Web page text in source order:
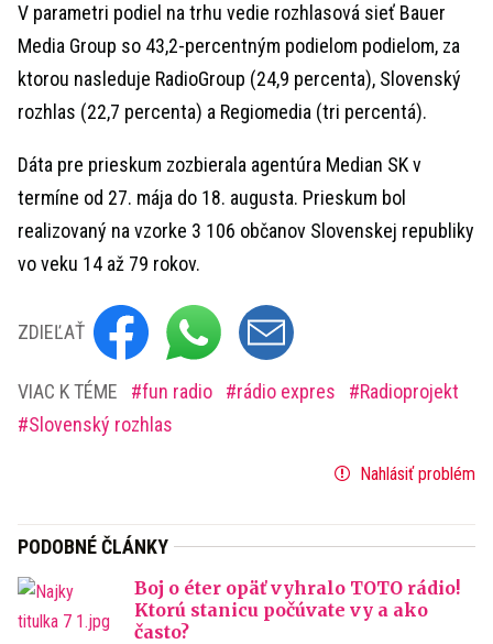
V parametri podiel na trhu vedie rozhlasová sieť Bauer
Media Group so 43,2-percentným podielom podielom, za
ktorou nasleduje RadioGroup (24,9 percenta), Slovenský
rozhlas (22,7 percenta) a Regiomedia (tri percentá).
Dáta pre prieskum zozbierala agentúra Median SK v
termíne od 27. mája do 18. augusta. Prieskum bol
realizovaný na vzorke 3 106 občanov Slovenskej republiky
vo veku 14 až 79 rokov.
ZDIEĽAŤ
VIAC K TÉME fun radio rádio expres
Radioprojekt
Slovenský rozhlas
Nahlásiť problém
PODOBNÉ ČLÁNKY
Boj o éter opäť vyhralo TOTO rádio!
Ktorú stanicu počúvate vy a ako
často?